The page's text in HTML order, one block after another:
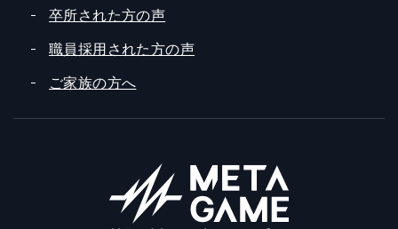
卒所された方の声
職員採用された方の声
ご家族の方へ